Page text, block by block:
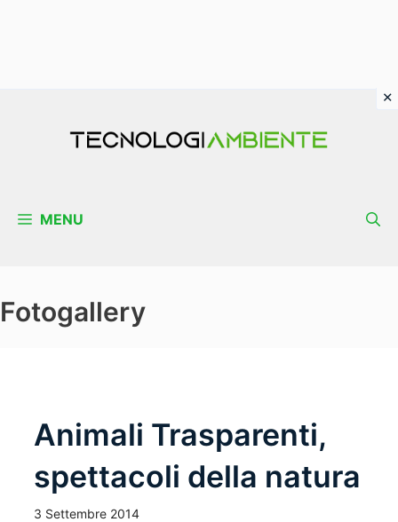
MENU
Fotogallery
Animali Trasparenti,
spettacoli della natura
3 Settembre 2014